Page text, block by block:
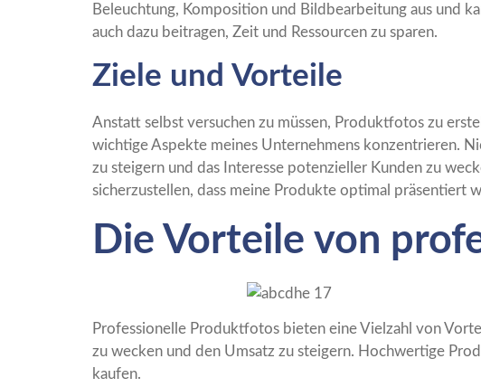
Beleuchtung, Komposition und Bildbearbeitung aus und
auch dazu beitragen, Zeit und Ressourcen zu sparen.
Ziele und Vorteile
Anstatt selbst versuchen zu müssen, Produktfotos zu
wichtige Aspekte meines Unternehmens konzentrieren.
zu steigern und das Interesse potenzieller Kunden zu
sicherzustellen, dass meine Produkte optimal präsentiert
Die Vorteile von
Professionelle Produktfotos bieten eine Vielzahl von
zu wecken und den Umsatz zu steigern. Hochwertige
kaufen.